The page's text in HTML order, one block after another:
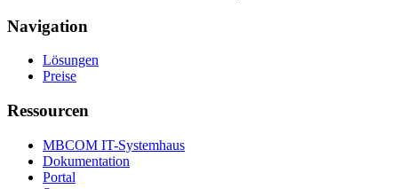
Navigation
Lösungen
Preise
Ressourcen
MBCOM IT-Systemhaus
Dokumentation
Portal